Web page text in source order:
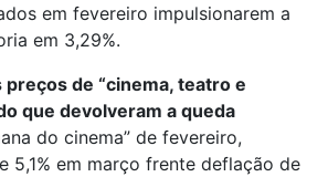
em fevereiro impulsionarem a
em 3,29%.
preços de “cinema, teatro e
que devolveram a queda
do cinema” de fevereiro,
5,1% em março frente deflação de